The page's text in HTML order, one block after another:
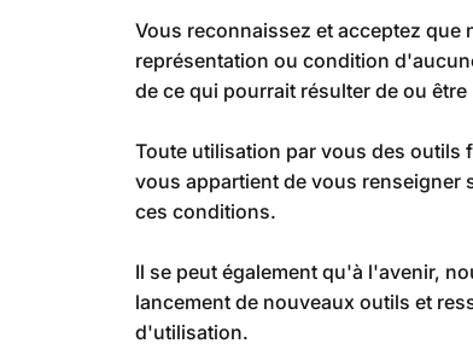
Vous reconnaissez et acceptez
représentation ou condition
de ce qui pourrait résulter de ou
Toute utilisation par vous des outils
vous appartient de vous
ces conditions.
Il se peut également qu'à l'avenir,
lancement de nouveaux outils et
d'utilisation.